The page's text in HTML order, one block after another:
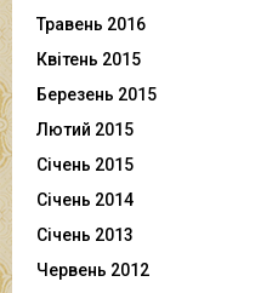
Травень 2016
Квітень 2015
Березень 2015
Лютий 2015
Січень 2015
Січень 2014
Січень 2013
Червень 2012